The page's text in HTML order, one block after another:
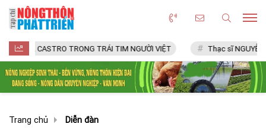
CASTRO TRONG TRÁI TIM NGƯỜI VIỆT Thạc sĩ NGUYỄN VĂN
Trang chủ Diễn đàn